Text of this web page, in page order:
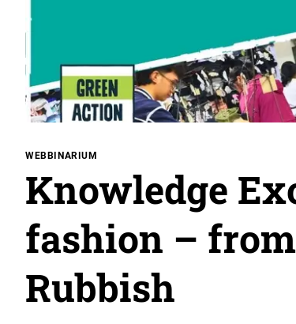
WEBBINARIUM
Knowledge
fashion –
Rubbish